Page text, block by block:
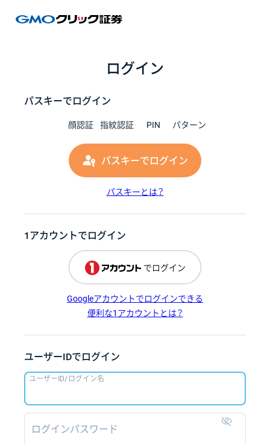
ログイン
パスキーでログイン
顔認証 指紋認証 PIN パターン
パスキーでログイン
パスキーとは？
1アカウントでログイン
でログイン
Googleアカウントでログインできる
便利な1アカウントとは？
ユーザーIDでログイン
ユーザーID/ログイン名
ログインパスワード